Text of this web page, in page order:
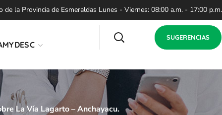
la Provincia de Esmeraldas Lunes - Viernes: 08:00 a.m. - 17:00 p.m.
SUGERENCIAS
La Vía Lagarto – Anchayacu.